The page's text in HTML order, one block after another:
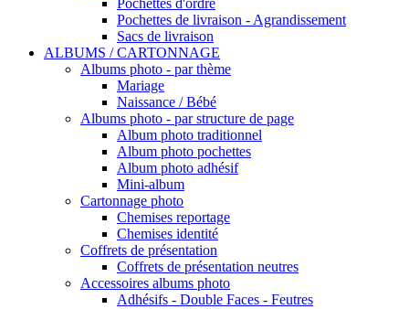
Pochettes d'ordre
Pochettes de livraison - Agrandissement
Sacs de livraison
ALBUMS / CARTONNAGE
Albums photo - par thème
Mariage
Naissance / Bébé
Albums photo - par structure de page
Album photo traditionnel
Album photo pochettes
Album photo adhésif
Mini-album
Cartonnage photo
Chemises reportage
Chemises identité
Coffrets de présentation
Coffrets de présentation neutres
Accessoires albums photo
Adhésifs - Double Faces - Feutres